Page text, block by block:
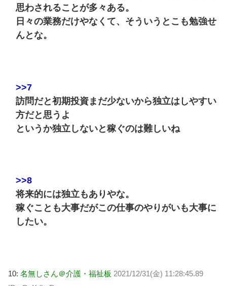
思わされることが多々ある。
日々の業務だけやなくて、そういうとこも勉強せ
んとな。
>>7
訪問だと初期投資まだ少ないから独立はしやすい
方だと思うよ
というか独立しないと稼ぐのは難しいね
>>8
将来的には独立もありやな。
稼ぐことも大事だがこの仕事のやりがいも大事に
したい。
10: 名無しさん＠介護・福祉板 2021/12/31(金) 11:28:45.89